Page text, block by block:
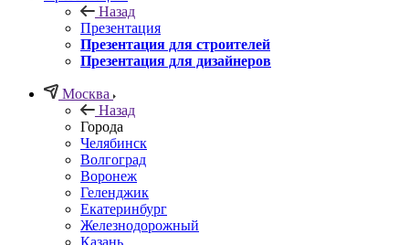
Назад
Презентация
Презентация для строителей
Презентация для дизайнеров
Москва
Назад
Города
Челябинск
Волгоград
Воронеж
Геленджик
Екатеринбург
Железнодорожный
Казань